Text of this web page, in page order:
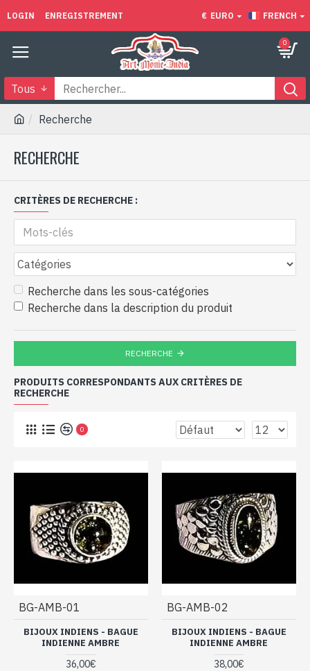
LOGIN ENREGISTREMENT € EURO FRENCH
0
Tous
Recherche
RECHERCHE
CRITÈRES DE RECHERCHE :
Recherche dans les sous-catégories
Recherche dans la description du produit
RECHERCHE
PRODUITS CORRESPONDANTS AUX CRITÈRES DE
RECHERCHE
0
BG-AMB-01
BIJOUX INDIENS - BAGUE
INDIENNE AMBRE
36,00€
BG-AMB-02
BIJOUX INDIENS - BAGUE
INDIENNE AMBRE
38,00€